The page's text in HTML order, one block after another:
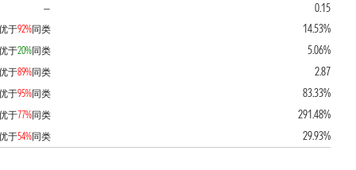
—
0.15
于92%同类
14.53%
于20%同类
5.06%
于89%同类
2.87
于95%同类
83.33%
于77%同类
291.48%
于54%同类 29.93%